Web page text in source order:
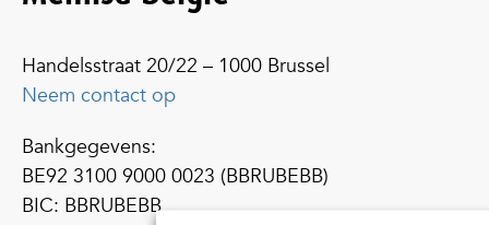
Handelsstraat 20/22 – 1000 Brussel
Neem contact op
Bankgegevens:
BE92 3100 9000 0023 (BBRUBEBB)
BIC: BBRUBEBB